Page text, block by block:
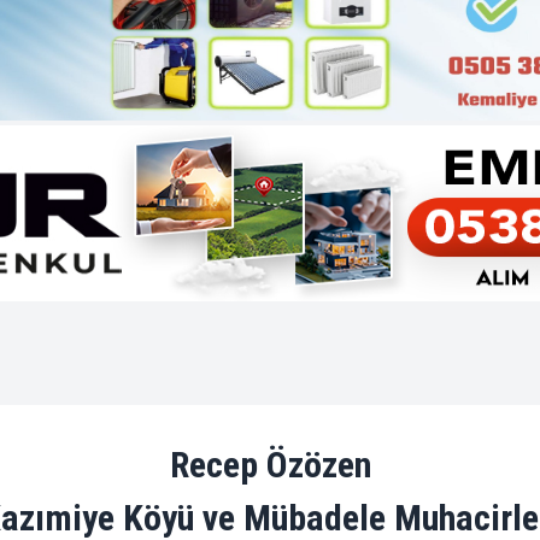
Recep Özözen
Köyü ve Mübadele